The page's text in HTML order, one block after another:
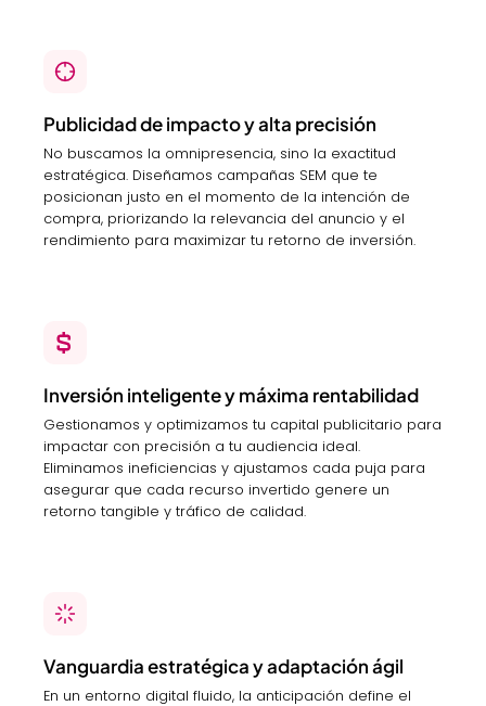
Publicidad de impacto y alta precisión
No buscamos la omnipresencia, sino la exactitud
estratégica. Diseñamos campañas SEM que te
posicionan justo en el momento de la intención de
compra, priorizando la relevancia del anuncio y el
rendimiento para maximizar tu retorno de inversión.
Inversión inteligente y máxima rentabilidad
Gestionamos y optimizamos tu capital publicitario para
impactar con precisión a tu audiencia ideal.
Eliminamos ineficiencias y ajustamos cada puja para
asegurar que cada recurso invertido genere un
retorno tangible y tráfico de calidad.
Vanguardia estratégica y adaptación ágil
En un entorno digital fluido, la anticipación define el